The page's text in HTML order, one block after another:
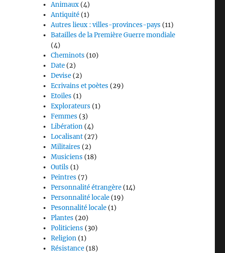
Animaux (4)
Antiquité (1)
Autres lieux : villes-provinces-pays (11)
Batailles de la Première Guerre mondiale
(4)
Cheminots (10)
Date (2)
Devise (2)
Ecrivains et poètes (29)
Etoiles (1)
Explorateurs (1)
Femmes (3)
Libération (4)
Localisant (27)
Militaires (2)
Musiciens (18)
Outils (1)
Peintres (7)
Personnalité étrangère (14)
Personnalité locale (19)
Pesonnalité locale (1)
Plantes (20)
Politiciens (30)
Religion (1)
Résistance (18)